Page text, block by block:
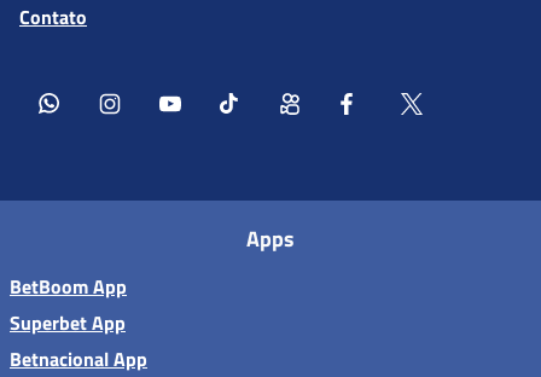
Contato
Apps
BetBoom App
Superbet App
Betnacional App